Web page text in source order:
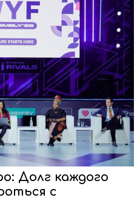
Долг каждого
с